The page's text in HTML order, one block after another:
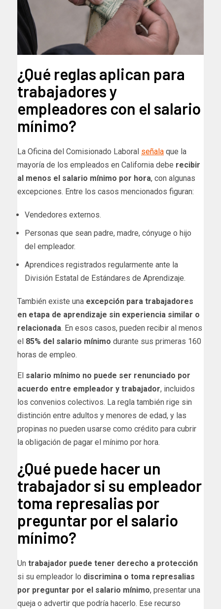
¿Qué reglas aplican para
trabajadores y
empleadores con el salario
mínimo?
La Oficina del Comisionado Laboral señala que la
mayoría de los empleados en California debe recibir
al menos el salario mínimo por hora, con algunas
excepciones. Entre los casos mencionados figuran:
Vendedores externos.
Personas que sean padre, madre, cónyuge o hijo
del empleador.
Aprendices registrados regularmente ante la
División Estatal de Estándares de Aprendizaje.
También existe una excepción para trabajadores
en etapa de aprendizaje sin experiencia similar o
relacionada. En esos casos, pueden recibir al menos
el 85% del salario mínimo durante sus primeras 160
horas de empleo.
El salario mínimo no puede ser renunciado por
acuerdo entre empleador y trabajador, incluidos
los convenios colectivos. La regla también rige sin
distinción entre adultos y menores de edad, y las
propinas no pueden usarse como crédito para cubrir
la obligación de pagar el mínimo por hora.
¿Qué puede hacer un
trabajador si su empleador
toma represalias por
preguntar por el salario
mínimo?
Un trabajador puede tener derecho a protección
si su empleador lo discrimina o toma represalias
por preguntar por el salario mínimo, presentar una
queja o advertir que podría hacerlo. Ese recurso